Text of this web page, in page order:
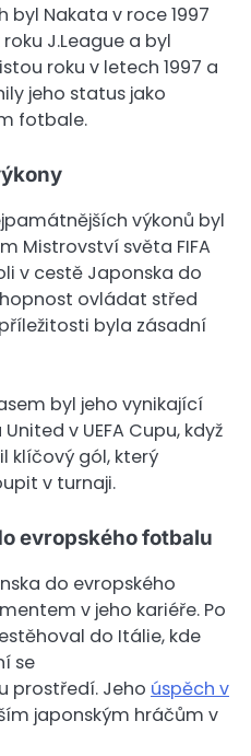
byl Nakata v roce 1997
J.League a byl
roku v letech 1997 a
jeho status jako
fotbale.
výkonů byl
Mistrovství světa FIFA
v cestě Japonska do
ovládat střed
byla zásadní
byl jeho vynikající
v UEFA Cupu, když
klíčový gól, který
v turnaji.
evropského fotbalu
do evropského
v jeho kariéře. Po
do Itálie, kde
se
prostředí. Jeho úspěch v
japonským hráčům v